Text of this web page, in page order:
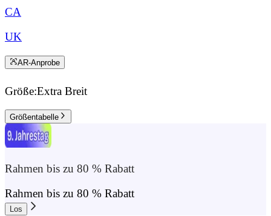
CA
UK
AR-Anprobe
Größe:Extra Breit
Größentabelle
Rahmen bis zu 80 % Rabatt
Rahmen bis zu 80 % Rabatt
Los